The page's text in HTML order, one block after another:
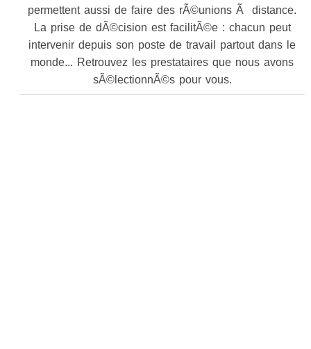
permettent aussi de faire des rÃ©unions Ã distance.
La prise de dÃ©cision est facilitÃ©e : chacun peut
intervenir depuis son poste de travail partout dans le
monde... Retrouvez les prestataires que nous avons
sÃ©lectionnÃ©s pour vous.